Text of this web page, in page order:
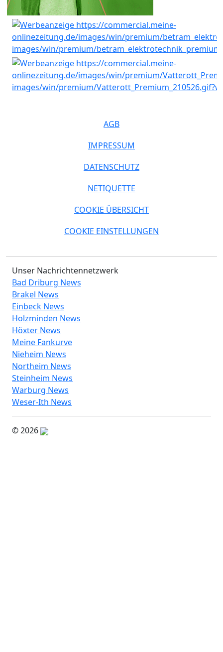
AGB
IMPRESSUM
DATENSCHUTZ
NETIQUETTE
COOKIE ÜBERSICHT
COOKIE EINSTELLUNGEN
Unser Nachrichtennetzwerk
Bad Driburg News
Brakel News
Einbeck News
Holzminden News
Höxter News
Meine Fankurve
Nieheim News
Northeim News
Steinheim News
Warburg News
Weser-Ith News
© 2026